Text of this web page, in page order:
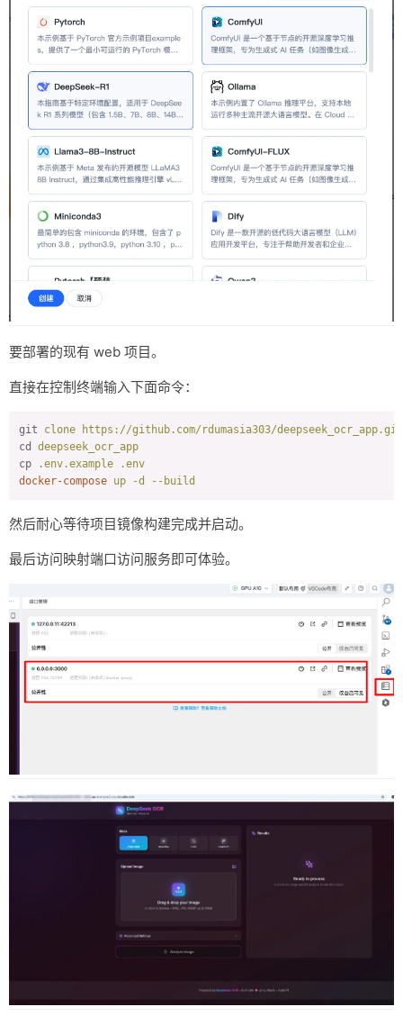
要部署的现有 web 项目。
直接在控制终端输入下面命令：
git
clone https://github.com/rdumasia303/deepseek_ocr_app.git
cd
deepseek_ocr_app
cp
.env.example .env
docker-compose up -d --build
然后耐心等待项目镜像构建完成并启动。
最后访问映射端口访问服务即可体验。